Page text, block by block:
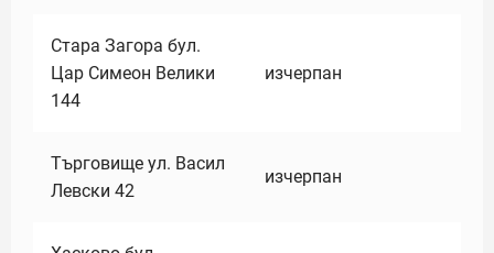
Стара Загора бул.
Цар Симеон Велики
144
изчерпан
Търговище ул. Васил
Левски 42
изчерпан